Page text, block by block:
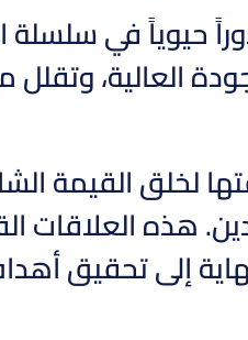
حيوياً في
العالية، وتقلل
لخلق القيمة
هذه العلاقات
إلى تحقيق أهداف